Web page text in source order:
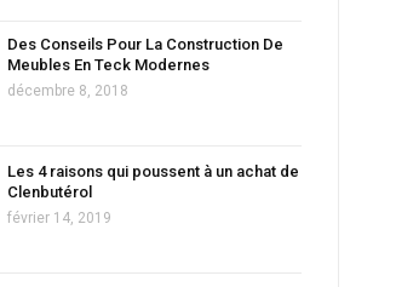
Des Conseils Pour La Construction De
Meubles En Teck Modernes
décembre 8, 2018
Les 4 raisons qui poussent à un achat de
Clenbutérol
février 14, 2019